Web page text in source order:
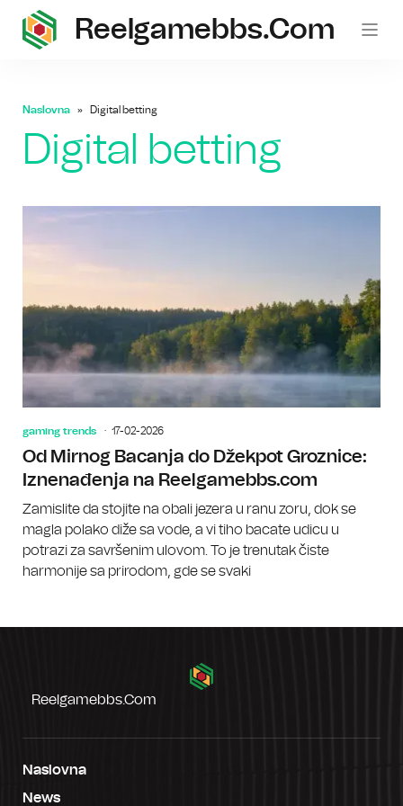
Reelgamebbs.com
Naslovna Digital betting
Digital betting
gaming trends 17-02-2026
Od Mirnog Bacanja do Džekpot Groznice:
Iznenađenja na Reelgamebbs.com
Zamislite da stojite na obali jezera u ranu zoru, dok se
magla polako diže sa vode, a vi tiho bacate udicu u
potrazi za savršenim ulovom. To je trenutak čiste
harmonije sa prirodom, gde se svaki
Reelgamebbs.com
Naslovna
News